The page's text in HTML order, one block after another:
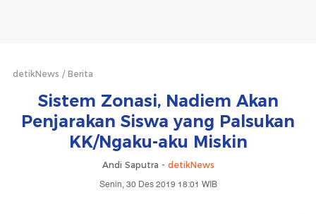
detikNews Berita
Sistem Zonasi, Nadiem Akan
Penjarakan Siswa yang Palsukan
KK/Ngaku-aku Miskin
Andi Saputra - detikNews
Senin, 30 Des 2019 18:01 WIB